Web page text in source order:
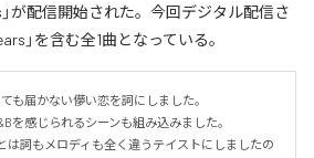
」が配信開始された。今回デジタル配信さ
」を含む全1曲となっている。
も届かない儚い恋を詞にしました。
を感じられるシーンも組み込みました。
は詞もメロディも全く違うテイストにしましたの